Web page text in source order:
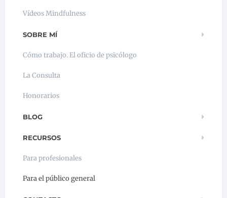
Vídeos Mindfulness
SOBRE MÍ
Cómo trabajo. El oficio de psicólogo
La Consulta
Honorarios
BLOG
RECURSOS
Para profesionales
Para el público general